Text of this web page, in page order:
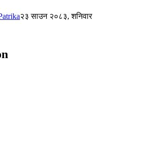
२३ साउन २०८३, शनिवार